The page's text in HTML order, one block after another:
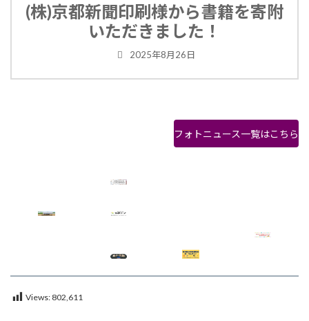
(株)京都新聞印刷様から書籍を寄附
いただきました！
2025年8月26日
フォトニュース一覧はこちら
Views:802,611